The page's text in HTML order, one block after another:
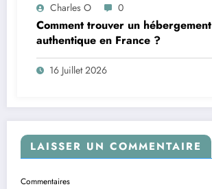
Charles O 0
Comment trouver un hébergement
authentique en France ?
16 Juillet 2026
LAISSER UN COMMENTAIRE
Commentaires